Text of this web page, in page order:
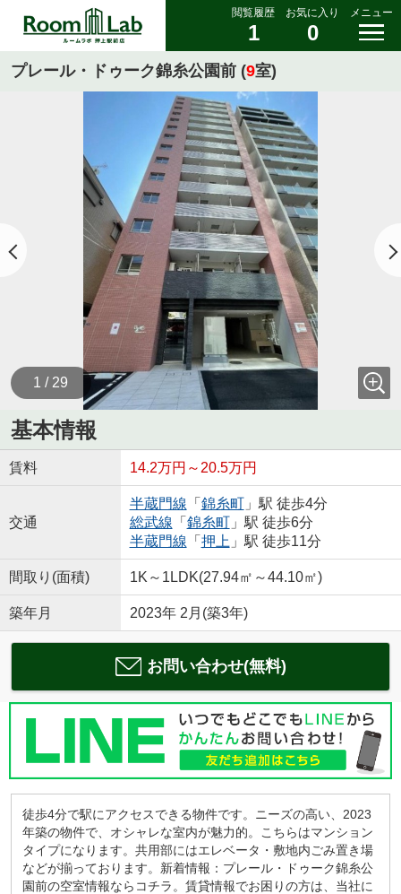
閲覧履歴
1
お気に入り
0
メニュー
プレール・ドゥーク錦糸公園前 (9室)
1 / 29
基本情報
賃料 14.2万円～20.5万円
交通
半蔵門線 「 錦糸町」駅 徒歩4分
総武線 「 錦糸町」駅 徒歩6分
半蔵門線 「 押上 」駅 徒歩11分
間取り(面積) 1K～1LDK(27.94㎡～44.10㎡)
築年月 2023年 2月(築3年)
お問い合わせ(無料)
徒歩4分で駅にアクセスできる物件です。ニーズの高い、2023
年築の物件で、オシャレな室内が魅力的。こちらはマンション
タイプになります。共用部にはエレベータ・敷地内ごみ置き場
などが揃っております。新着情報：プレール・ドゥーク錦糸公
園前の空室情報ならコチラ。賃貸情報でお困りの方は、当社に